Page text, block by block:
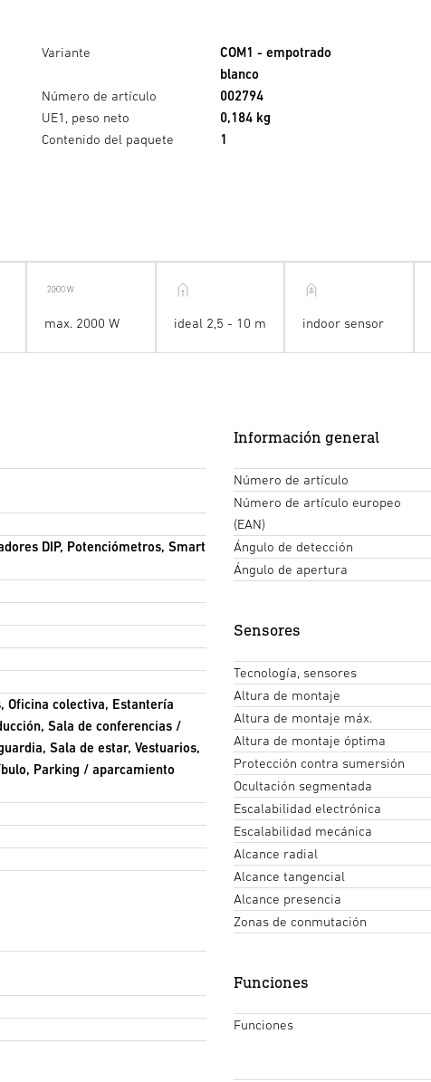
Variante
COM1 - empotrado
blanco
Número de artículo
002794
UE1, peso neto
0,184 kg
Contenido del paquete
1
max. 2000 W ideal 2,5 - 10 m indoor sensor
DIP, Potenciómetros, Smart
Oficina colectiva, Estantería
Sala de conferencias /
Sala de estar, Vestuarios,
Parking / aparcamiento
Información general
Número de artículo
Número de artículo europeo
(EAN)
Ángulo de detección
Ángulo de apertura
Sensores
Tecnología, sensores
Altura de montaje
Altura de montaje máx.
Altura de montaje óptima
Protección contra sumersión
Ocultación segmentada
Escalabilidad electrónica
Escalabilidad mecánica
Alcance radial
Alcance tangencial
Alcance presencia
Zonas de conmutación
Funciones
Funciones